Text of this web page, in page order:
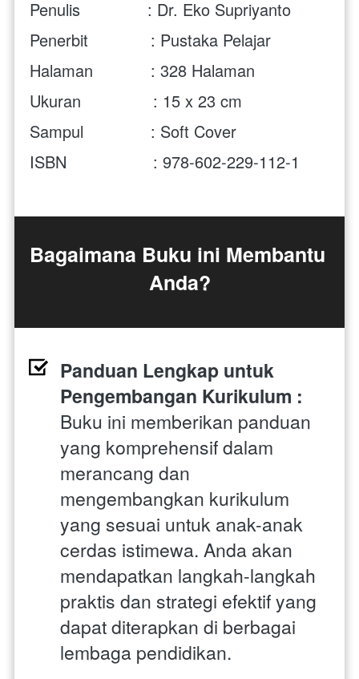
Penulis              : Dr. Eko Supriyanto
Penerbit             : Pustaka Pelajar
Halaman            : 328 Halaman
Ukuran               : 15 x 23 cm
Sampul              : Soft Cover
ISBN                  : 978-602-229-112-1
Bagaimana Buku ini Membantu
Anda?
Panduan Lengkap untuk
Buku ini memberikan panduan
yang komprehensif dalam
merancang dan
mengembangkan kurikulum
yang sesuai untuk anak-anak
cerdas istimewa. Anda akan
mendapatkan langkah-langkah
praktis dan strategi efektif yang
dapat diterapkan di berbagai
lembaga pendidikan.